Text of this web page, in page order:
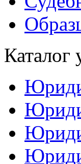
Каталог